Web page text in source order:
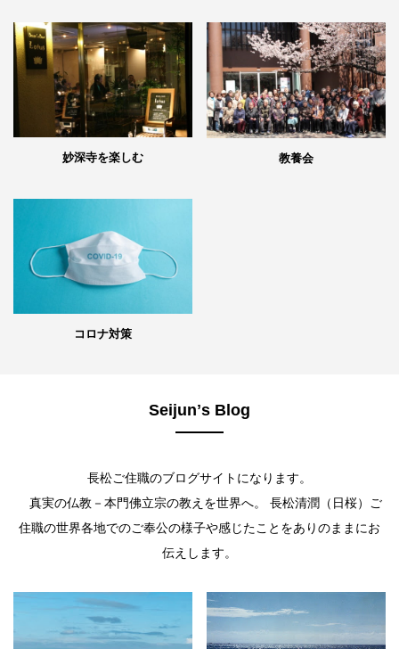
妙深寺を楽しむ 教養会
コロナ対策
Seijunʼs Blog
長松ご住職のブログサイトになります。
真実の仏教－本門佛立宗の教えを世界へ。 長松清潤（日桜）ご
住職の世界各地でのご奉公の様子や感じたことをありのままにお
伝えします。